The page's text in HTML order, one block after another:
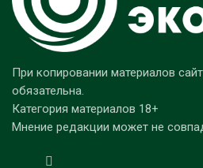
При копировании материалов
обязательна.
Категория материалов 18+
Мнение редакции может не